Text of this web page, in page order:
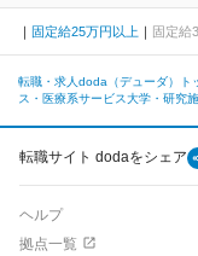
固定給25万円以上 固定給
転職・求人doda（デューダ）ト
ス・医療系サービス大学・研究
転職サイト dodaをシェア
ヘルプ
拠点一覧